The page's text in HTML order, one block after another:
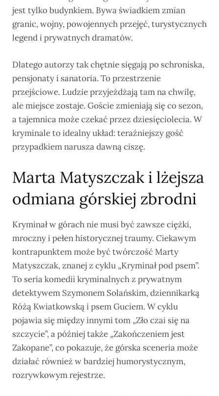
jest tylko budynkiem. Bywa świadkiem zmian
granic, wojny, powojennych przejęć, turystycznych
legend i prywatnych dramatów.
Dlatego autorzy tak chętnie sięgają po schroniska,
pensjonaty i sanatoria. To przestrzenie
przejściowe. Ludzie przyjeżdżają tam na chwilę,
ale miejsce zostaje. Goście zmieniają się co sezon,
a tajemnica może czekać przez dziesięciolecia. W
kryminale to idealny układ: teraźniejszy gość
przypadkiem narusza dawną ciszę.
Marta Matyszczak i lżejsza
odmiana górskiej zbrodni
Kryminał w górach nie musi być zawsze ciężki,
mroczny i pełen historycznej traumy. Ciekawym
kontrapunktem może być twórczość Marty
Matyszczak, znanej z cyklu „Kryminał pod psem”.
To seria komedii kryminalnych z prywatnym
detektywem Szymonem Solańskim, dziennikarką
Różą Kwiatkowską i psem Guciem. W cyklu
pojawia się między innymi tom „Zło czai się na
szczycie”, a później także „Zakończeniem jest
Zakopane”, co pokazuje, że górska sceneria może
działać również w bardziej humorystycznym,
rozrywkowym rejestrze.